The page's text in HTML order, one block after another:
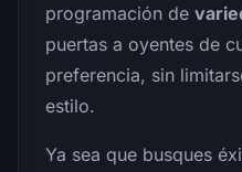
programación de
puertas a oyentes de
preferencia, sin
estilo.
Ya sea que busques